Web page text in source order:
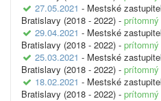
27.05.2021 - Mestské
Bratislavy (2018 - 2022) - prítomný
29.04.2021 - Mestské
Bratislavy (2018 - 2022) - prítomný
25.03.2021 - Mestské
Bratislavy (2018 - 2022) - prítomný
18.02.2021 - Mestské
Bratislavy (2018 - 2022) - prítomný